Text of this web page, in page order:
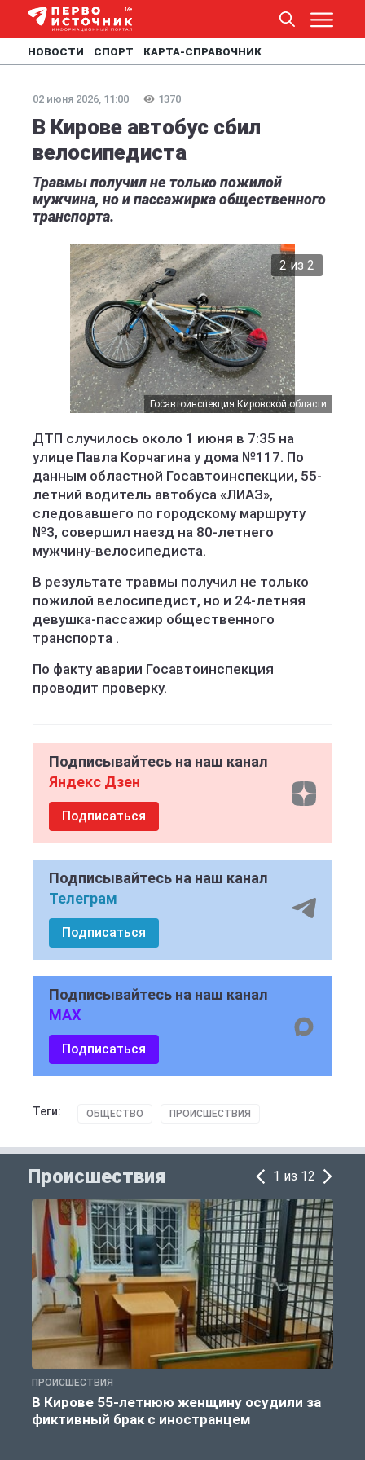
НОВОСТИ СПОРТ КАРТА-СПРАВОЧНИК
02 июня 2026, 11:00 1370
В Кирове автобус сбил
велосипедиста
Травмы получил не только пожилой
мужчина, но и пассажирка общественного
транспорта.
2 из 2
Госавтоинспекция Кировской области
Госавтоинспекция Кировской области
ДТП случилось около 1 июня в 7:35 на
улице Павла Корчагина у дома №117. По
данным областной Госавтоинспекции, 55-
летний водитель автобуса «ЛИАЗ»,
следовавшего по городскому маршруту
№3, совершил наезд на 80-летнего
мужчину-велосипедиста.
В результате травмы получил не только
пожилой велосипедист, но и 24-летняя
девушка-пассажир общественного
транспорта .
По факту аварии Госавтоинспекция
проводит проверку.
Подписывайтесь на наш канал
Яндекс Дзен
Подписаться
Подписывайтесь на наш канал
Телеграм
Подписаться
Подписывайтесь на наш канал
MAX
Подписаться
Теги: ОБЩЕСТВО ПРОИСШЕСТВИЯ
Происшествия 1 из 12
ПРОИСШЕСТВИЯ
В Кирове 55-летнюю женщину осудили за
фиктивный брак с иностранцем